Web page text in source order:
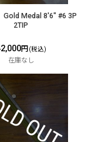
Gold Medal 8'6" #6 3P
2TIP
円 (税込)
在庫なし